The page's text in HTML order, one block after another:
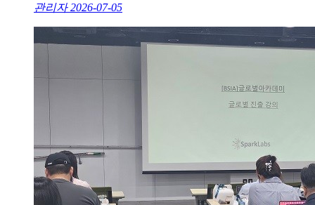
관리자 2026-07-05